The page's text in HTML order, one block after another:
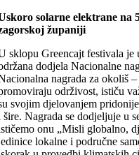
solarne elektrane na
županiji
sklopu Greencajt festivala je
dodjela Nacionalne
nagrada za okoliš
održivost, ističu
svojim djelovanjem
šire. Nagrada se dodjeljuje u
onu „Misli globalno,
lokalne i područne